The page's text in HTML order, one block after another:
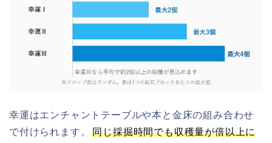
幸運はエンチャントテーブルや本と金床の組み合わせ
で付けられます。同じ採掘時間でも収穫量が倍以上に